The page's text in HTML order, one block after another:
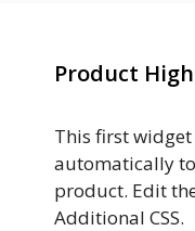
Product
This first
automatically
product. Edit
Additional CSS.